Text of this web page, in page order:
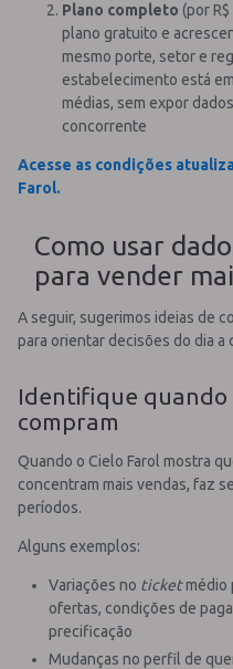
Plano completo (por
plano gratuito e
mesmo porte, setor e
estabelecimento está
médias, sem expor
concorrente
Acesse as condições
Farol.
Como usar
para vender
A seguir, sugerimos ideias de
para orientar decisões do dia a
Identifique quando
compram
Quando o Cielo Farol mostra
concentram mais vendas, faz
períodos.
Alguns exemplos:
Variações no ticketmédio
ofertas, condições de
precificação
Mudanças no perfil de